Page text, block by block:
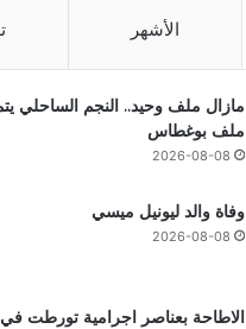
الأشهر
مازال ملف وحيد.. النجم الساحلي
ملف بوغطاس
2026-08-08
وفاة والد ليونيل ميسي
2026-08-08
الاطاحة بعناصر اجرامية تورطت